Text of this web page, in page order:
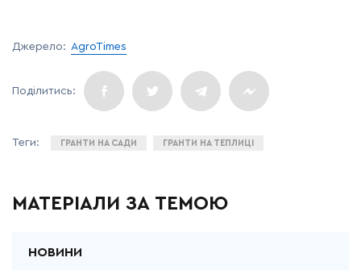
Джерело: AgroTimes
ГРАНТИ НА САДИ ГРАНТИ НА ТЕПЛИЦІ
МАТЕРІАЛИ ЗА ТЕМОЮ